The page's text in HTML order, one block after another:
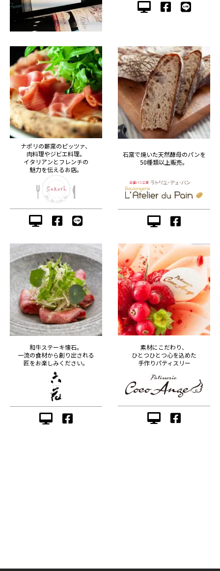
ナポリの薪窯のピッツァ、
肉料理やジビエ料理。
イタリアンとフレンチの
魅力を伝えるお店。
石窯で焼いた天然酵母のパンを
50種類以上販売。
和牛ステーキ懐石。
一流の食材から創り出される
匠をお楽しみください。
素材にこだわり、
ひとつひとつ心を込めた
手作りパティスリー